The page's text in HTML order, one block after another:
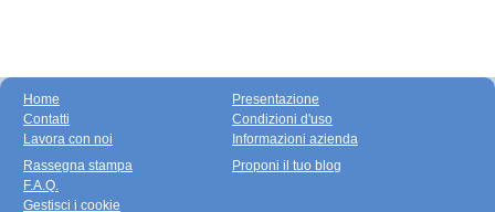
Home
Contatti
Lavora con noi
Presentazione
Condizioni d'uso
Informazioni azienda
Rassegna stampa
F.A.Q.
Gestisci i cookie
Proponi il tuo blog